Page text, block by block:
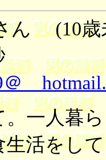
ん (10
＠
一人暮
生活をし